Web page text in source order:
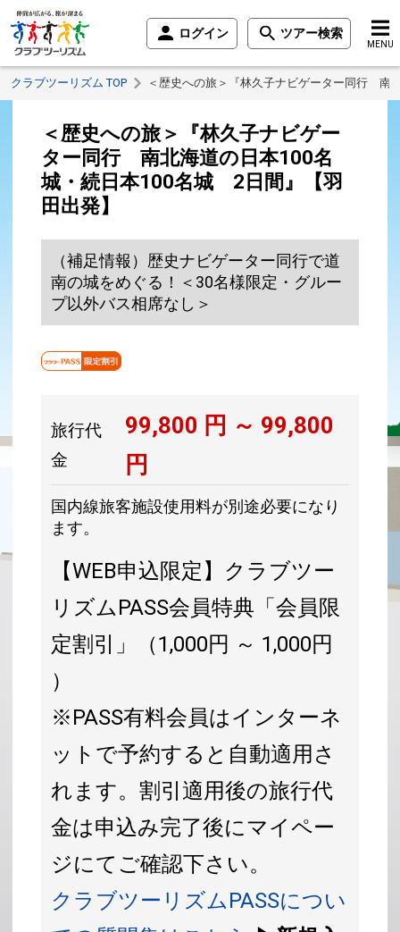
ログイン ツアー検索
MENU
クラブツーリズム TOP ＜歴史への旅＞『林久子ナビゲーター同行 南
＜歴史への旅＞『林久子ナビゲー
ター同行 南北海道の日本100名
城・続日本100名城 2日間』【羽
田出発】
（補足情報）歴史ナビゲーター同行で道
南の城をめぐる！＜30名様限定・グルー
プ以外バス相席なし＞
旅行代
金
99,800 円 ～ 99,800
円
国内線旅客施設使用料が別途必要になり
ます。
【WEB申込限定】クラブツー
リズムPASS会員特典「会員限
定割引」（1,000円 ～ 1,000円
）
※PASS有料会員はインターネ
ットで予約すると自動適用さ
れます。割引適用後の旅行代
金は申込み完了後にマイペー
ジにてご確認下さい。
クラブツーリズムPASSについ